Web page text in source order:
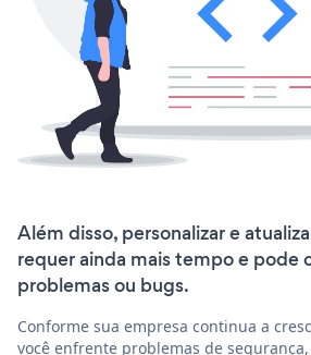
Além disso, personalizar e
requer ainda mais tempo e pode
problemas ou bugs.
Conforme sua empresa continua a
você enfrente problemas de